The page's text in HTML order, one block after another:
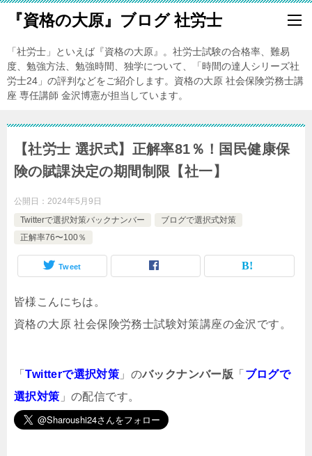
『資格の大原』ブログ 社労士
「社労士」といえば『資格の大原』。社労士試験の合格率、難易
度、勉強方法、勉強時間、独学について、「時間の達人シリーズ社
労士24」の評判などをご紹介します。資格の大原 社会保険労務士講
座 専任講師 金沢博憲が担当しています。
【社労士 選択式】正解率81％！国民健康保
険の賦課決定の期間制限【社一】
公開日： 2024年5月9日
Twitterで選択対策バックナンバー
ブログで選択式対策
正解率76〜100％
Tweet
皆様こんにちは。
資格の大原 社会保険労務士試験対策講座の金沢です。
「Twitterで選択対策 」のバックナンバー版 「 ブログで
選択対策 」の配信です。